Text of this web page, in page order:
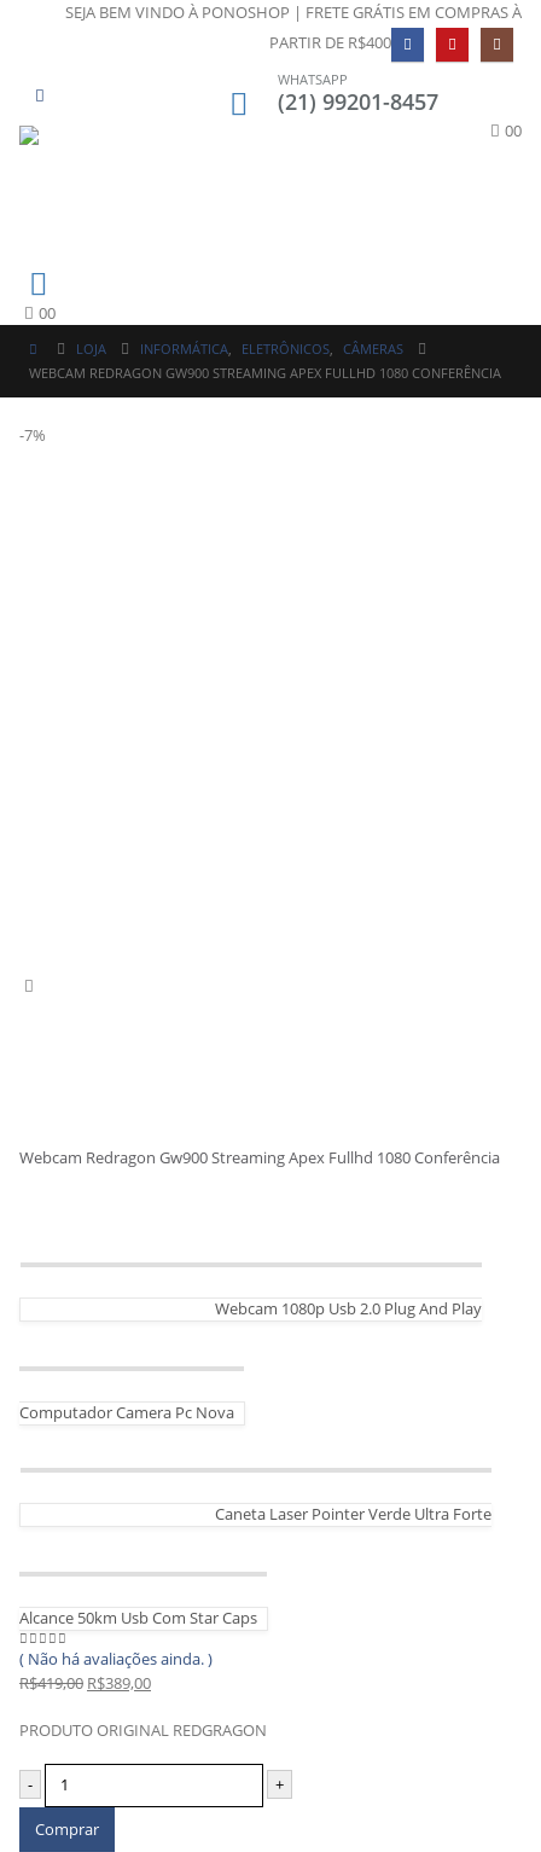
SEJA BEM VINDO À PONOSHOP | FRETE GRÁTIS EM COMPRAS À
PARTIR DE R$400
WHATSAPP
(21) 99201-8457
00
00
LOJA INFORMÁTICA, ELETRÔNICOS,
CÂMERAS
WEBCAM REDRAGON GW900 STREAMING APEX FULLHD 1080 CONFERÊNCIA
-7%
Webcam Redragon Gw900 Streaming Apex Fullhd 1080 Conferência
Webcam 1080p Usb 2.0 Plug And Play
Computador Camera Pc Nova
Caneta Laser Pointer Verde Ultra Forte
Alcance 50km Usb Com Star Caps
0 out of 5
( Não há avaliações ainda. )
R$419,00 R$389,00
PRODUTO ORIGINAL REDGRAGON
- +
Comprar